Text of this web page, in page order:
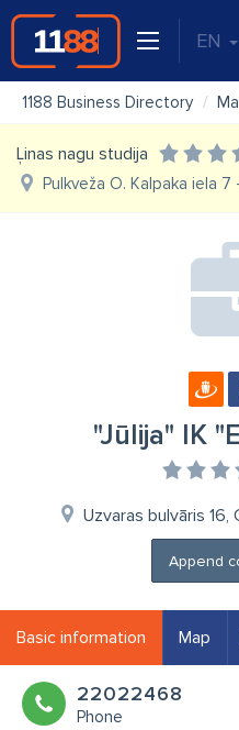
EN
1188 Business Directory
Ļinas nagu studija
Pulkveža O. Kalpaka iela 7
"Jūlija" IK
Uzvaras bulvāris 16,
Append
Basic information Map
22022468
Phone